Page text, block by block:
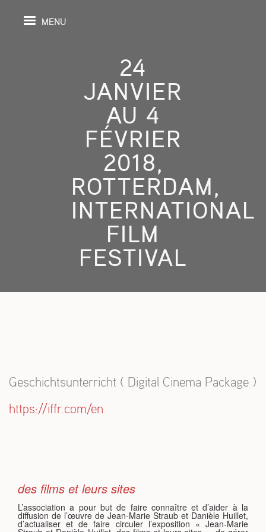
MENU
24
JANVIER
AU 4
FÉVRIER
2018,
ROTTERDAM,
INTERNATIONAL
FILM
FESTIVAL
Geschichtsunterricht ( Digital Cinema Package )
https://iffr.com/en
des films et leurs sites
L’association a pour but de faire connaître et d’aider à la
diffusion de l’œuvre de Jean-Marie Straub et Danièle Huillet,
d’actualiser et de faire circuler l’exposition « Jean-Marie